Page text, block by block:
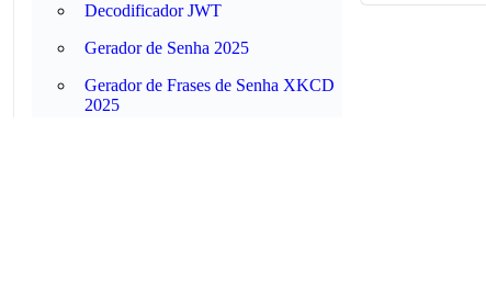
Decodificador JWT
Gerador de Senha 2025
Gerador de Frases de Senha XKCD
2025